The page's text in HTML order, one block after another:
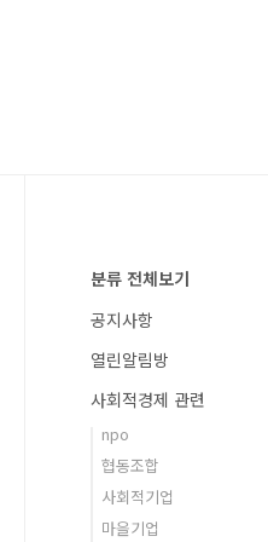
분류 전체보기
공지사항
열린알림방
사회적경제 관련
npo
협동조합
사회적기업
마을기업